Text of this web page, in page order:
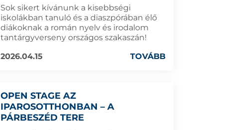
Sok sikert kívánunk a kisebbségi
iskolákban tanuló és a diaszpórában élő
diákoknak a román nyelv és irodalom
tantárgyverseny országos szakaszán!
2026.04.15
TOVÁBB
OPEN STAGE AZ
IPAROSOTTHONBAN – A
PÁRBESZÉD TERE